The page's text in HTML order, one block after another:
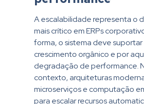
A escalabilidade representa o
mais crítico em ERPs
forma, o sistema deve suportar
crescimento orgânico e por
degradação de performance.
contexto, arquiteturas
microserviços e computação
para escalar recursos